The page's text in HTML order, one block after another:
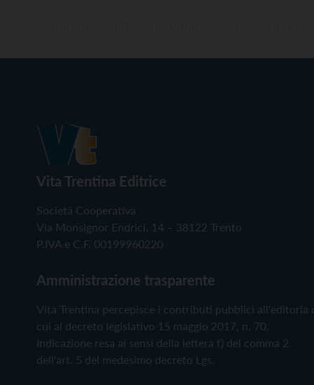
Vita Trentina Editrice
Società Cooperativa
Via Monsignor Endrici, 14 – 38122 Trento
P.IVA e C.F. 00199960220
Amministrazione trasparente
Vita Trentina percepisce i contributi pubblici all'editoria
cui al decreto legislativo 15 maggio 2017, n. 70.
Indicazione resa ai sensi della lettera f) del comma 2
dell'art. 5 del medesimo decreto Lgs.